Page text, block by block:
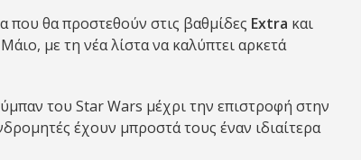
που θα προστεθούν στις βαθμίδες Extra και
με τη νέα λίστα να καλύπτει αρκετά
του Star Wars μέχρι την επιστροφή στην
έχουν μπροστά τους έναν ιδιαίτερα